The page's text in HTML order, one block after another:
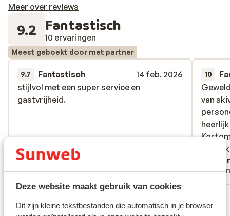
Deze website maakt gebruik van cookies
Dit zijn kleine tekstbestanden die automatisch in je browser
Meer over reviews
9.2 Fantastisch
10 ervaringen
Meest geboekt door met partner
9.7 Fantastisch
14 feb. 2026
stijlvol met een super service en
gastvrijheid.
stijlvol met een super service en
gastvrijheid.
Anoniem
Met partner
10
van
van